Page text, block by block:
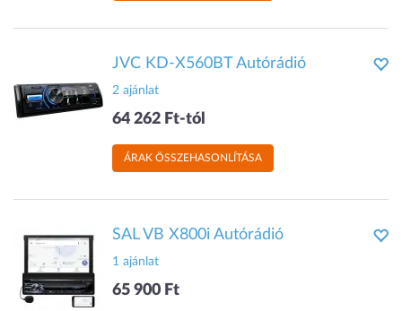
JVC KD-X560BT Autórádió
2 ajánlat
64 262 Ft-tól
ÁRAK ÖSSZEHASONLÍTÁSA
SAL VB X800i Autórádió
1 ajánlat
65 900 Ft